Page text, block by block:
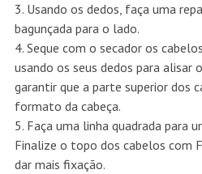
3. Usando os dedos, faça uma
bagunçada para o lado.
4. Seque com o secador os
usando os seus dedos para alisar
garantir que a parte superior dos
formato da cabeça.
5. Faça uma linha quadrada para
Finalize o topo dos cabelos com
dar mais fixação.